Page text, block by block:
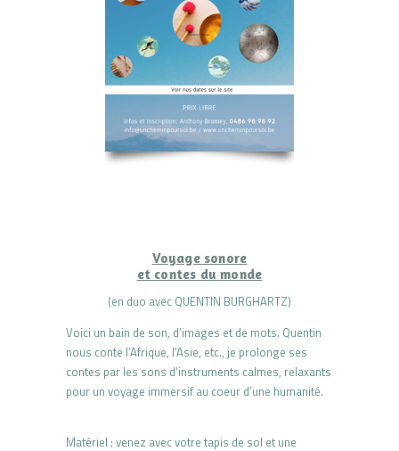
Voyage sonore
et contes du monde
(en duo avec QUENTIN BURGHARTZ)
Voici un bain de son, d’images et de mots. Quentin
nous conte l’Afrique, l’Asie, etc., je prolonge ses
contes par les sons d’instruments calmes, relaxants
pour un voyage immersif au coeur d’une humanité.
Matériel : venez avec votre tapis de sol et une